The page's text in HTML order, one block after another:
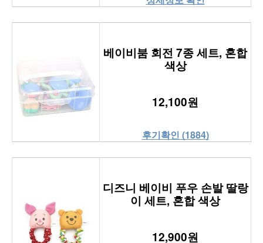
베이비붐 회전 7종 세트, 혼합
색상
12,100원
후기확인 (1884)
디즈니 베이비 푸우 손발 딸랑
이 세트, 혼합 색상
12,900원